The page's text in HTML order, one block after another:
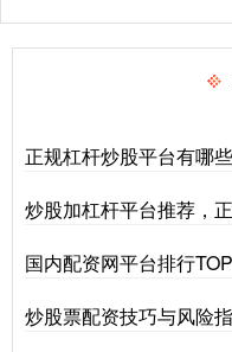
正规杠杆炒股平台有哪
炒股加杠杆平台推荐，
国内配资网平台排行
炒股票配资技巧与风险